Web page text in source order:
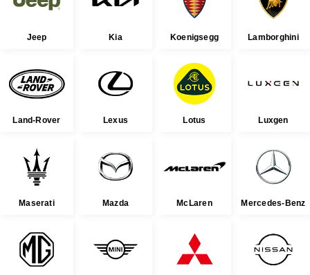
Jeep Kia Koenigsegg Lamborghini
Land-Rover Lexus Lotus Luxgen
Maserati Mazda McLaren Mercedes-Benz